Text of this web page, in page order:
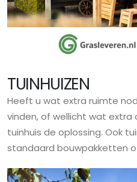
TUINHUIZEN
Heeft u wat extra ruimte
vinden, of wellicht wat extra
tuinhuis de oplossing. Ook
standaard bouwpakketten